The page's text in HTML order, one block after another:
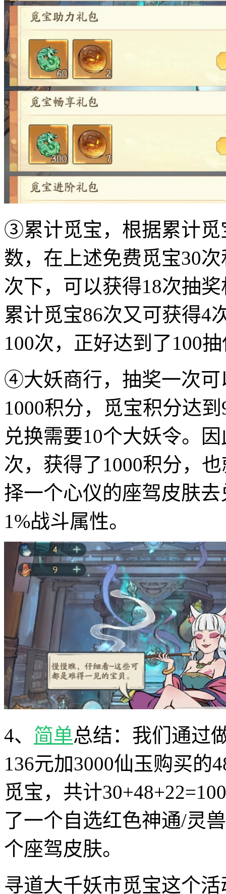
③累计觅宝，根据累计觅
数，在上述免费觅宝30
次下，可以获得18次抽
累计觅宝86次又可获得4
100次，正好达到了100
④大妖商行，抽奖一次可
1000积分，觅宝积分达
兑换需要10个大妖令。
次，获得了1000积分，
择一个心仪的座驾皮肤
1%战斗属性。
4、 简单总结：我们通过
136元加3000仙玉购买的
觅宝，共计
了一个自选红色神通/灵
个座驾皮肤。
寻道大千妖市觅宝这个